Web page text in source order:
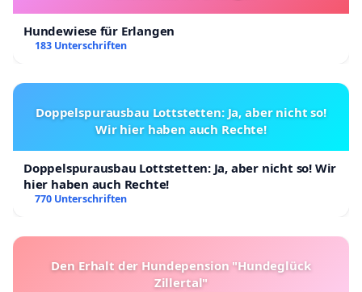
Hundewiese für Erlangen
183 Unterschriften
Doppelspurausbau Lottstetten: Ja, aber nicht so!
Wir hier haben auch Rechte!
Doppelspurausbau Lottstetten: Ja, aber nicht so! Wir
hier haben auch Rechte!
770 Unterschriften
Den Erhalt der Hundepension "Hundeglück
Zillertal"